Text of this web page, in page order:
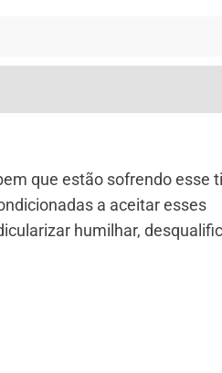
que estão sofrendo esse
a aceitar esses
humilhar,